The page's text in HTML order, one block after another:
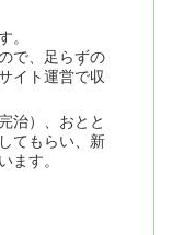
。
で、足らずの
イト運営で収
治）、おとと
てもらい、新
ます。